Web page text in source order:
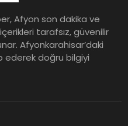
Afyon son dakika ve
tarafsız, güvenilir
Afyonkarahisar’daki
ederek doğru bilgiyi